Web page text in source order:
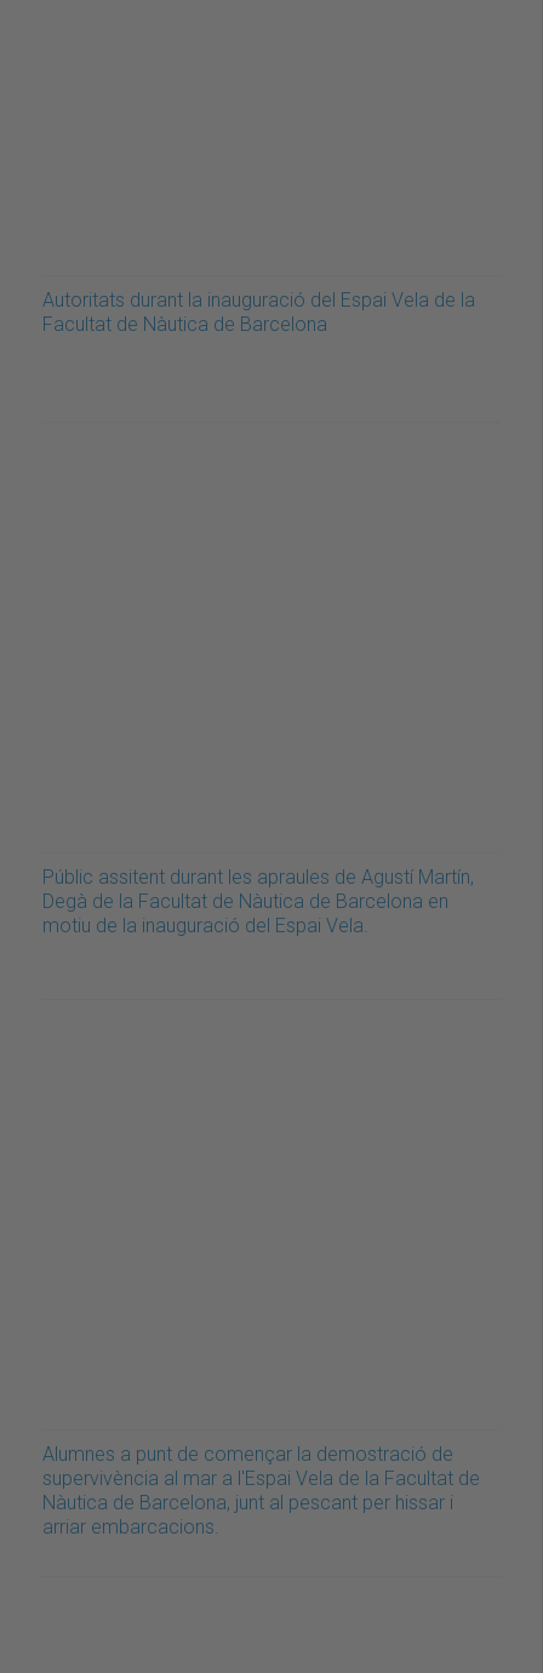
Autoritats durant la inauguració del Espai Vela de la
Facultat de Nàutica de Barcelona
Públic assitent durant les apraules de Agustí Martín,
Degà de la Facultat de Nàutica de Barcelona en
motiu de la inauguració del Espai Vela.
Alumnes a punt de començar la demostració de
supervivència al mar a l'Espai Vela de la Facultat de
Nàutica de Barcelona, junt al pescant per hissar i
arriar embarcacions.